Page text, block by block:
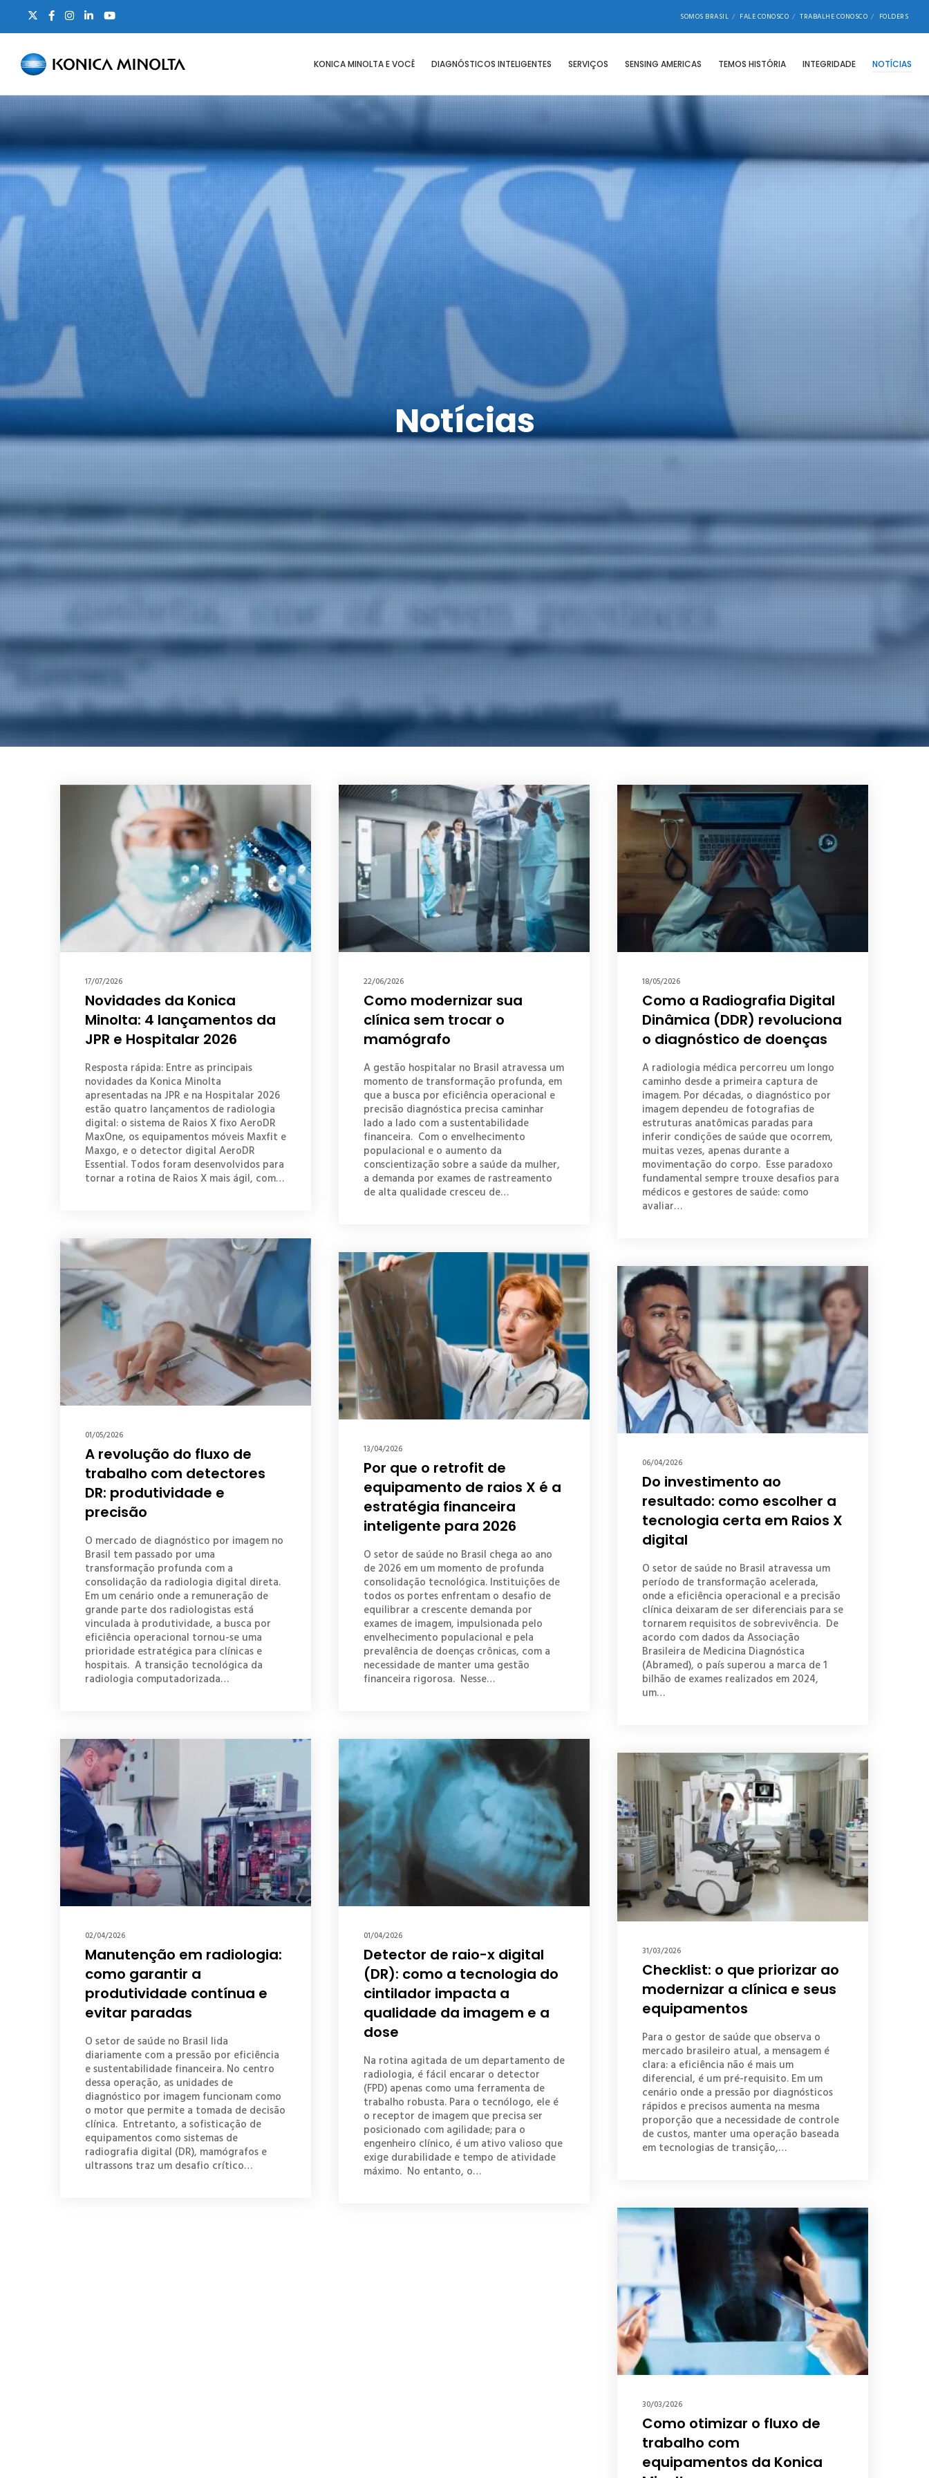
SOMOS BRASIL FALE CONOSCO TRABALHE CONOSCO FOLDERS
KONICA MINOLTA E VOCÊ DIAGNÓSTICOS INTELIGENTES SERVIÇOS SENSING AMERICAS TEMOS HISTÓRIA INTEGRIDADE NOTÍCIAS
Notícias
17/07/2026
Novidades da Konica
Minolta: 4 lançamentos da
JPR e Hospitalar 2026
Resposta rápida: Entre as principais
novidades da Konica Minolta
apresentadas na JPR e na Hospitalar 2026
estão quatro lançamentos de radiologia
digital: o sistema de Raios X fixo AeroDR
MaxOne, os equipamentos móveis Maxfit e
Maxgo, e o detector digital AeroDR
Essential. Todos foram desenvolvidos para
tornar a rotina de Raios X mais ágil, com…
22/06/2026
Como modernizar sua
clínica sem trocar o
mamógrafo
A gestão hospitalar no Brasil atravessa um
momento de transformação profunda, em
que a busca por eficiência operacional e
precisão diagnóstica precisa caminhar
lado a lado com a sustentabilidade
financeira. Com o envelhecimento
populacional e o aumento da
conscientização sobre a saúde da mulher,
a demanda por exames de rastreamento
de alta qualidade cresceu de…
18/05/2026
Como a Radiografia Digital
Dinâmica (DDR) revoluciona
o diagnóstico de doenças
A radiologia médica percorreu um longo
caminho desde a primeira captura de
imagem. Por décadas, o diagnóstico por
imagem dependeu de fotografias de
estruturas anatômicas paradas para
inferir condições de saúde que ocorrem,
muitas vezes, apenas durante a
movimentação do corpo. Esse paradoxo
fundamental sempre trouxe desafios para
médicos e gestores de saúde: como
avaliar…
01/05/2026
A revolução do fluxo de
trabalho com detectores
DR: produtividade e
precisão
O mercado de diagnóstico por imagem no
Brasil tem passado por uma
transformação profunda com a
consolidação da radiologia digital direta.
Em um cenário onde a remuneração de
grande parte dos radiologistas está
vinculada à produtividade, a busca por
eficiência operacional tornou-se uma
prioridade estratégica para clínicas e
hospitais. A transição tecnológica da
radiologia computadorizada…
13/04/2026
Por que o retrofit de
equipamento de raios X é a
estratégia financeira
inteligente para 2026
O setor de saúde no Brasil chega ao ano
de 2026 em um momento de profunda
consolidação tecnológica. Instituições de
todos os portes enfrentam o desafio de
equilibrar a crescente demanda por
exames de imagem, impulsionada pelo
envelhecimento populacional e pela
prevalência de doenças crônicas, com a
necessidade de manter uma gestão
financeira rigorosa. Nesse…
06/04/2026
Do investimento ao
resultado: como escolher a
tecnologia certa em Raios X
digital
O setor de saúde no Brasil atravessa um
período de transformação acelerada,
onde a eficiência operacional e a precisão
clínica deixaram de ser diferenciais para se
tornarem requisitos de sobrevivência. De
acordo com dados da Associação
Brasileira de Medicina Diagnóstica
(Abramed), o país superou a marca de 1
bilhão de exames realizados em 2024,
um…
02/04/2026
Manutenção em radiologia:
como garantir a
produtividade contínua e
evitar paradas
O setor de saúde no Brasil lida
diariamente com a pressão por eficiência
e sustentabilidade financeira. No centro
dessa operação, as unidades de
diagnóstico por imagem funcionam como
o motor que permite a tomada de decisão
clínica. Entretanto, a sofisticação de
equipamentos como sistemas de
radiografia digital (DR), mamógrafos e
ultrassons traz um desafio crítico…
01/04/2026
Detector de raio-x digital
(DR): como a tecnologia do
cintilador impacta a
qualidade da imagem e a
dose
Na rotina agitada de um departamento de
radiologia, é fácil encarar o detector
(FPD) apenas como uma ferramenta de
trabalho robusta. Para o tecnólogo, ele é
o receptor de imagem que precisa ser
posicionado com agilidade; para o
engenheiro clínico, é um ativo valioso que
exige durabilidade e tempo de atividade
máximo. No entanto, o…
31/03/2026
Checklist: o que priorizar ao
modernizar a clínica e seus
equipamentos
Para o gestor de saúde que observa o
mercado brasileiro atual, a mensagem é
clara: a eficiência não é mais um
diferencial, é um pré-requisito. Em um
cenário onde a pressão por diagnósticos
rápidos e precisos aumenta na mesma
proporção que a necessidade de controle
de custos, manter uma operação baseada
em tecnologias de transição,…
30/03/2026
Como otimizar o fluxo de
trabalho com
equipamentos da Konica